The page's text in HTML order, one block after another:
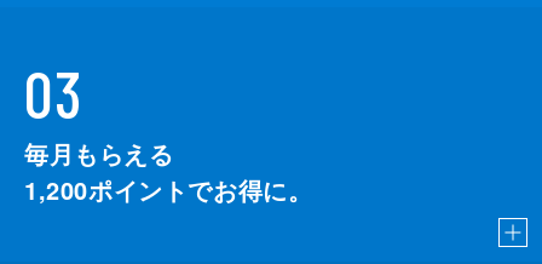
03
毎月もらえる
1,200ポイントでお得に。